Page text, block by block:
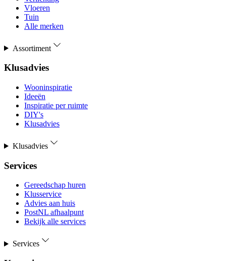
Vloeren
Tuin
Alle merken
Assortiment
Klusadvies
Wooninspiratie
Ideeën
Inspiratie per ruimte
DIY's
Klusadvies
Klusadvies
Services
Gereedschap huren
Klusservice
Advies aan huis
PostNL afhaalpunt
Bekijk alle services
Services